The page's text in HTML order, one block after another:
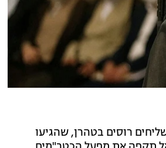
רוסים בטהרן, שהגיעו